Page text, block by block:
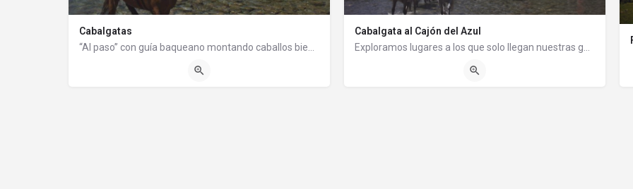
Cabalgatas
“Al paso” con guía baqueano montando caballos bien ensillados y mansos. Cabalgatas cortas desde 1 hora de…
Cabalgata al Cajón del Azul
Exploramos lugares a los que solo llegan nuestras guías. El Bosque Andino Patagónico es tan encantador…